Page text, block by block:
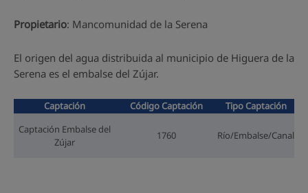
Propietario: Mancomunidad de la Serena
El origen del agua distribuida al municipio de Higuera de la
Serena es el embalse del Zújar.
Captación Código Captación
Tipo Captación
Captación Embalse del
Zújar
1760 Río/Embalse/Canal